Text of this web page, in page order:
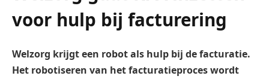
voor hulp bij facturering
Welzorg krijgt een robot als hulp bij de facturatie.
Het robotiseren van het facturatieproces wordt